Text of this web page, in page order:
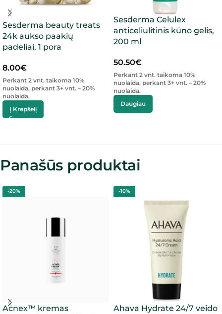
Sesderma beauty treats
24k aukso paakių
padeliai, 1 pora
8.00€
Perkant 2 vnt. taikoma 10%
nuolaida, perkant 3+ vnt. – 20%
nuolaida.
Į Krepšelį
Sesderma Celulex
anticeliulitinis kūno gelis,
200 ml
50.50€
Perkant 2 vnt. taikoma 10%
nuolaida, perkant 3+ vnt. – 20%
nuolaida.
Daugiau
Panašūs produktai
-20%
Acnex™ kremas
-10%
Ahava Hydrate 24/7 veido